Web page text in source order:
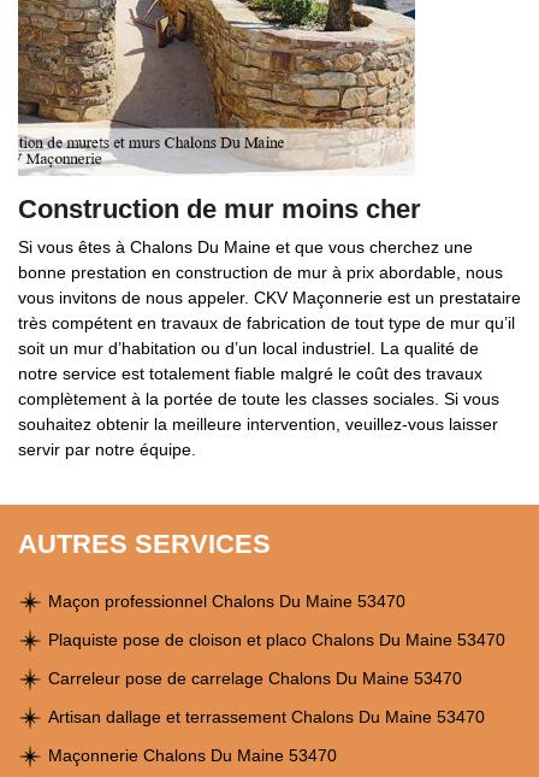
Construction de mur moins cher
Si vous êtes à Chalons Du Maine et que vous cherchez une
bonne prestation en construction de mur à prix abordable, nous
vous invitons de nous appeler. CKV Maçonnerie est un prestataire
très compétent en travaux de fabrication de tout type de mur qu’il
soit un mur d’habitation ou d’un local industriel. La qualité de
notre service est totalement fiable malgré le coût des travaux
complètement à la portée de toute les classes sociales. Si vous
souhaitez obtenir la meilleure intervention, veuillez-vous laisser
servir par notre équipe.
AUTRES SERVICES
Maçon professionnel Chalons Du Maine 53470
Plaquiste pose de cloison et placo Chalons Du Maine 53470
Carreleur pose de carrelage Chalons Du Maine 53470
Artisan dallage et terrassement Chalons Du Maine 53470
Maçonnerie Chalons Du Maine 53470